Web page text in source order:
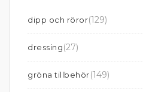
dipp och röror(129)
dressing(27)
gröna tillbehör(149)